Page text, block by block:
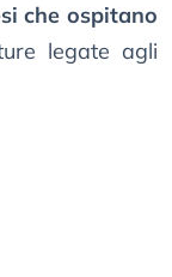
che ospitano
legate agli